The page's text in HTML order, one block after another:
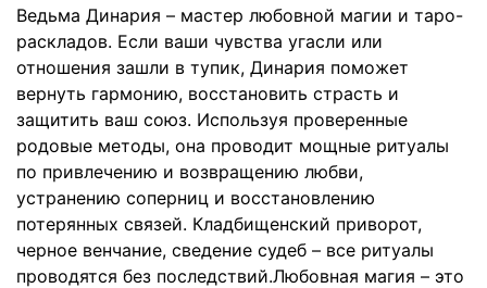
Ведьма Динария – мастер любовной магии и таро-
раскладов. Если ваши чувства угасли или
отношения зашли в тупик, Динария поможет
вернуть гармонию, восстановить страсть и
защитить ваш союз. Используя проверенные
родовые методы, она проводит мощные ритуалы
по привлечению и возвращению любви,
устранению соперниц и восстановлению
потерянных связей. Кладбищенский приворот,
черное венчание, сведение судеб – все ритуалы
проводятся без последствий.Любовная магия – это